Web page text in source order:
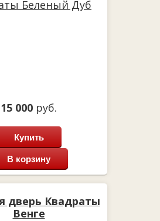
15 000 руб.
Купить
В корзину
дверь Квадраты
Венге